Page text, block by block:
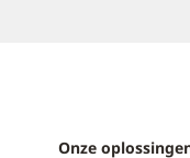
Onze